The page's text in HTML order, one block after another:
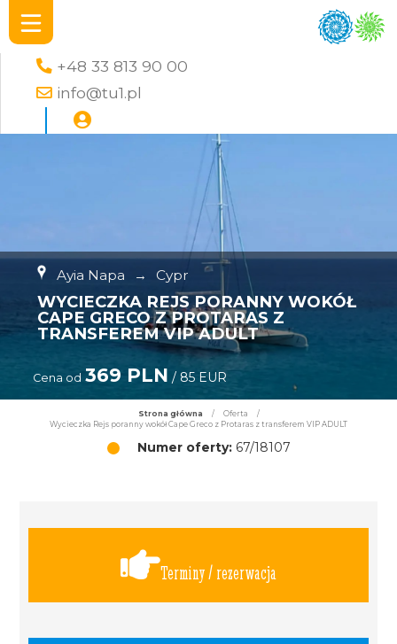
+48 33 813 90 00
info@tu1.pl
Ayia Napa → Cypr
WYCIECZKA REJS PORANNY WOKÓŁ
CAPE GRECO Z PROTARAS Z
TRANSFEREM VIP ADULT
Cena od 369 PLN / 85 EUR
Strona główna / Oferta
/
Wycieczka Rejs poranny wokół Cape Greco z Protaras z transferem VIP ADULT
Numer oferty:67/18107
Terminy / rezerwacja